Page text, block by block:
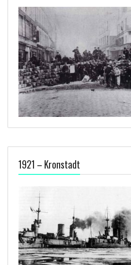
1921 – Kronstadt